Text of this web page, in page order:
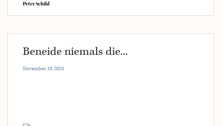
Peter Schild
Beneide niemals die...
November 19, 2023